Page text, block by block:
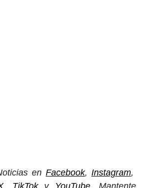
en Facebook, Instagram,
, TikToky YouTube. Mantente